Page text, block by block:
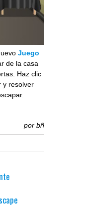
Juego
de la casa
Haz clic
y resolver
por bñ